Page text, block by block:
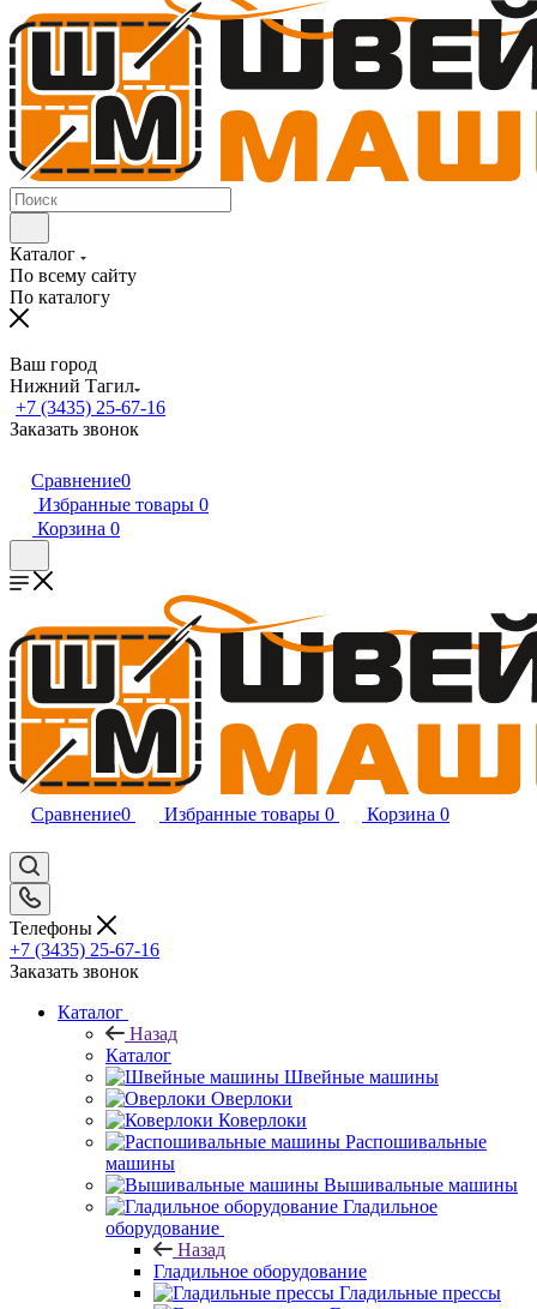
Каталог
По всему сайту
По каталогу
Ваш город
Нижний Тагил
+7 (3435) 25-67-16
Заказать звонок
Сравнение0
Избранные товары 0
Корзина 0
Сравнение0 Избранные товары 0 Корзина 0
Телефоны
+7 (3435) 25-67-16
Заказать звонок
Каталог
Назад
Каталог
Швейные машины
Оверлоки
Коверлоки
Распошивальные
машины
Вышивальные машины
Гладильное
оборудование
Назад
Гладильное оборудование
Гладильные прессы